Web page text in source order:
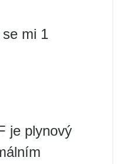
mi 1
je plynový